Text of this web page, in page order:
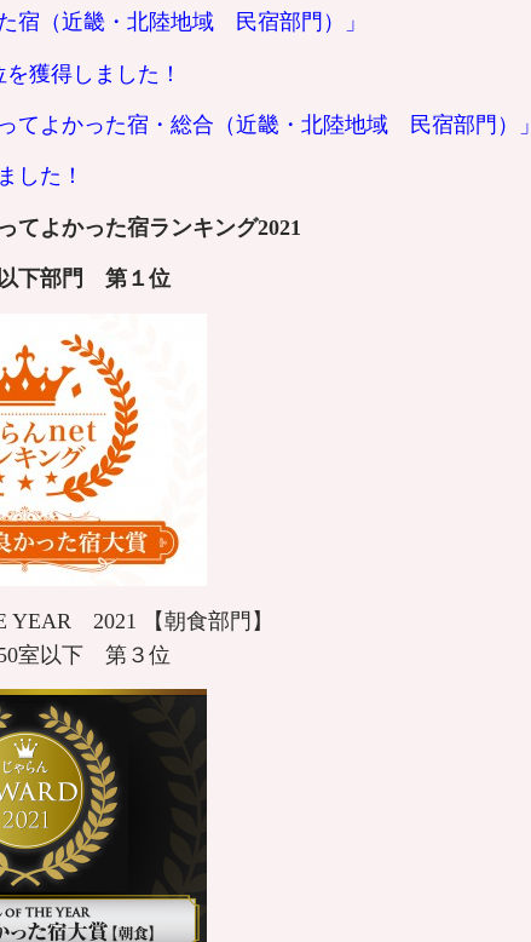
宿（近畿・北陸地域 民宿部門）」
獲得しました！
ってよかった宿・総合（近畿・北陸地域 民宿部門）」
した！
てよかった宿ランキング2021
下部門 第１位
YEAR 2021 【朝食部門】
室以下 第３位